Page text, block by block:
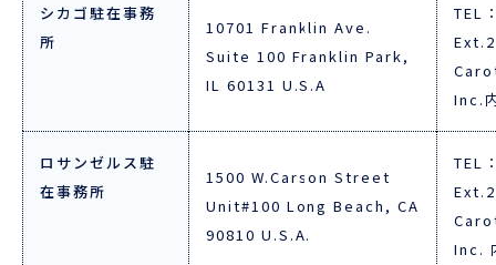
シカゴ駐在事務
所
10701 Franklin Ave.
Suite 100 Franklin Park,
IL 60131 U.S.A
TEL
Inc.
ロサンゼルス駐
在事務所
1500 W.Carson Street
Unit#100 Long Beach, CA
90810 U.S.A.
TEL
Inc.